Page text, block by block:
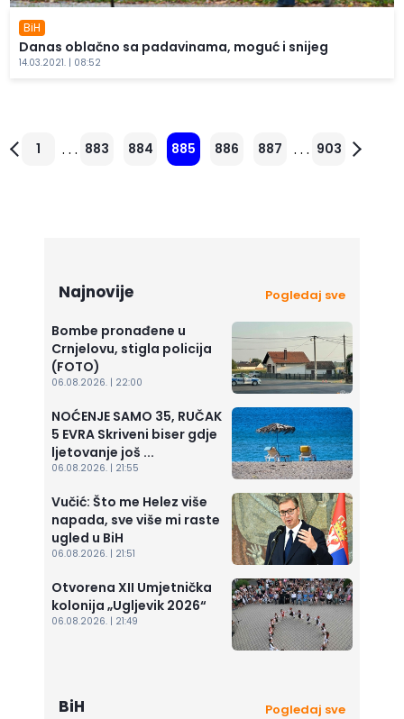
BiH
Danas oblačno sa padavinama, moguć i snijeg
14.03.2021. | 08:52
1 . . . 883 884 885 886 887 . . . 903
Najnovije Pogledaj sve
Bombe pronađene u
Crnjelovu, stigla policija
(FOTO)
06.08.2026. | 22:00
NOĆENJE SAMO 35, RUČAK
5 EVRA Skriveni biser gdje
ljetovanje još ...
06.08.2026. | 21:55
Vučić: Što me Helez više
napada, sve više mi raste
ugled u BiH
06.08.2026. | 21:51
Otvorena XII Umjetnička
kolonija „Ugljevik 2026“
06.08.2026. | 21:49
BiH Pogledaj sve